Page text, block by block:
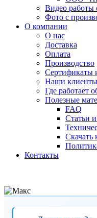
Видео работы
Фото с
О компании
О нас
Доставка
Оплата
Производство
Сертификаты
Наши клиенты
Где работает
Полезные
FAQ
Статьи
Скачать
Контакты